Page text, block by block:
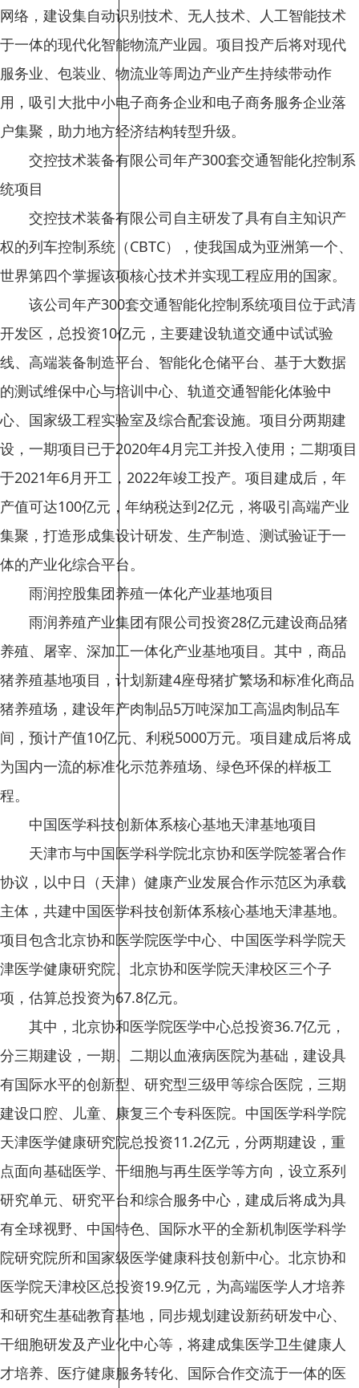
网络，建设集自动识别技术、无人技术、人工智能技术
于一体的现代化智能物流产业园。项目投产后将对现代
服务业、包装业、物流业等周边产业产生持续带动作
用，吸引大批中小电子商务企业和电子商务服务企业落
户集聚，助力地方经济结构转型升级。
交控技术装备有限公司年产300套交通智能化控制系
统项目
交控技术装备有限公司自主研发了具有自主知识产
权的列车控制系统（CBTC），使我国成为亚洲第一个、
世界第四个掌握该项核心技术并实现工程应用的国家。
该公司年产300套交通智能化控制系统项目位于武清
开发区，总投资10亿元，主要建设轨道交通中试试验
线、高端装备制造平台、智能化仓储平台、基于大数据
的测试维保中心与培训中心、轨道交通智能化体验中
心、国家级工程实验室及综合配套设施。项目分两期建
设，一期项目已于2020年4月完工并投入使用；二期项目
于2021年6月开工，2022年竣工投产。项目建成后，年
产值可达100亿元，年纳税达到2亿元，将吸引高端产业
集聚，打造形成集设计研发、生产制造、测试验证于一
体的产业化综合平台。
雨润控股集团养殖一体化产业基地项目
雨润养殖产业集团有限公司投资28亿元建设商品猪
养殖、屠宰、深加工一体化产业基地项目。其中，商品
猪养殖基地项目，计划新建4座母猪扩繁场和标准化商品
猪养殖场，建设年产肉制品5万吨深加工高温肉制品车
间，预计产值10亿元、利税5000万元。项目建成后将成
为国内一流的标准化示范养殖场、绿色环保的样板工
程。
中国医学科技创新体系核心基地天津基地项目
天津市与中国医学科学院北京协和医学院签署合作
协议，以中日（天津）健康产业发展合作示范区为承载
主体，共建中国医学科技创新体系核心基地天津基地。
项目包含北京协和医学院医学中心、中国医学科学院天
津医学健康研究院、北京协和医学院天津校区三个子
项，估算总投资为67.8亿元。
其中，北京协和医学院医学中心总投资36.7亿元，
分三期建设，一期、二期以血液病医院为基础，建设具
有国际水平的创新型、研究型三级甲等综合医院，三期
建设口腔、儿童、康复三个专科医院。中国医学科学院
天津医学健康研究院总投资11.2亿元，分两期建设，重
点面向基础医学、干细胞与再生医学等方向，设立系列
研究单元、研究平台和综合服务中心，建成后将成为具
有全球视野、中国特色、国际水平的全新机制医学科学
院研究院所和国家级医学健康科技创新中心。北京协和
医学院天津校区总投资19.9亿元，为高端医学人才培养
和研究生基础教育基地，同步规划建设新药研发中心、
干细胞研发及产业化中心等，将建成集医学卫生健康人
才培养、医疗健康服务转化、国际合作交流于一体的医